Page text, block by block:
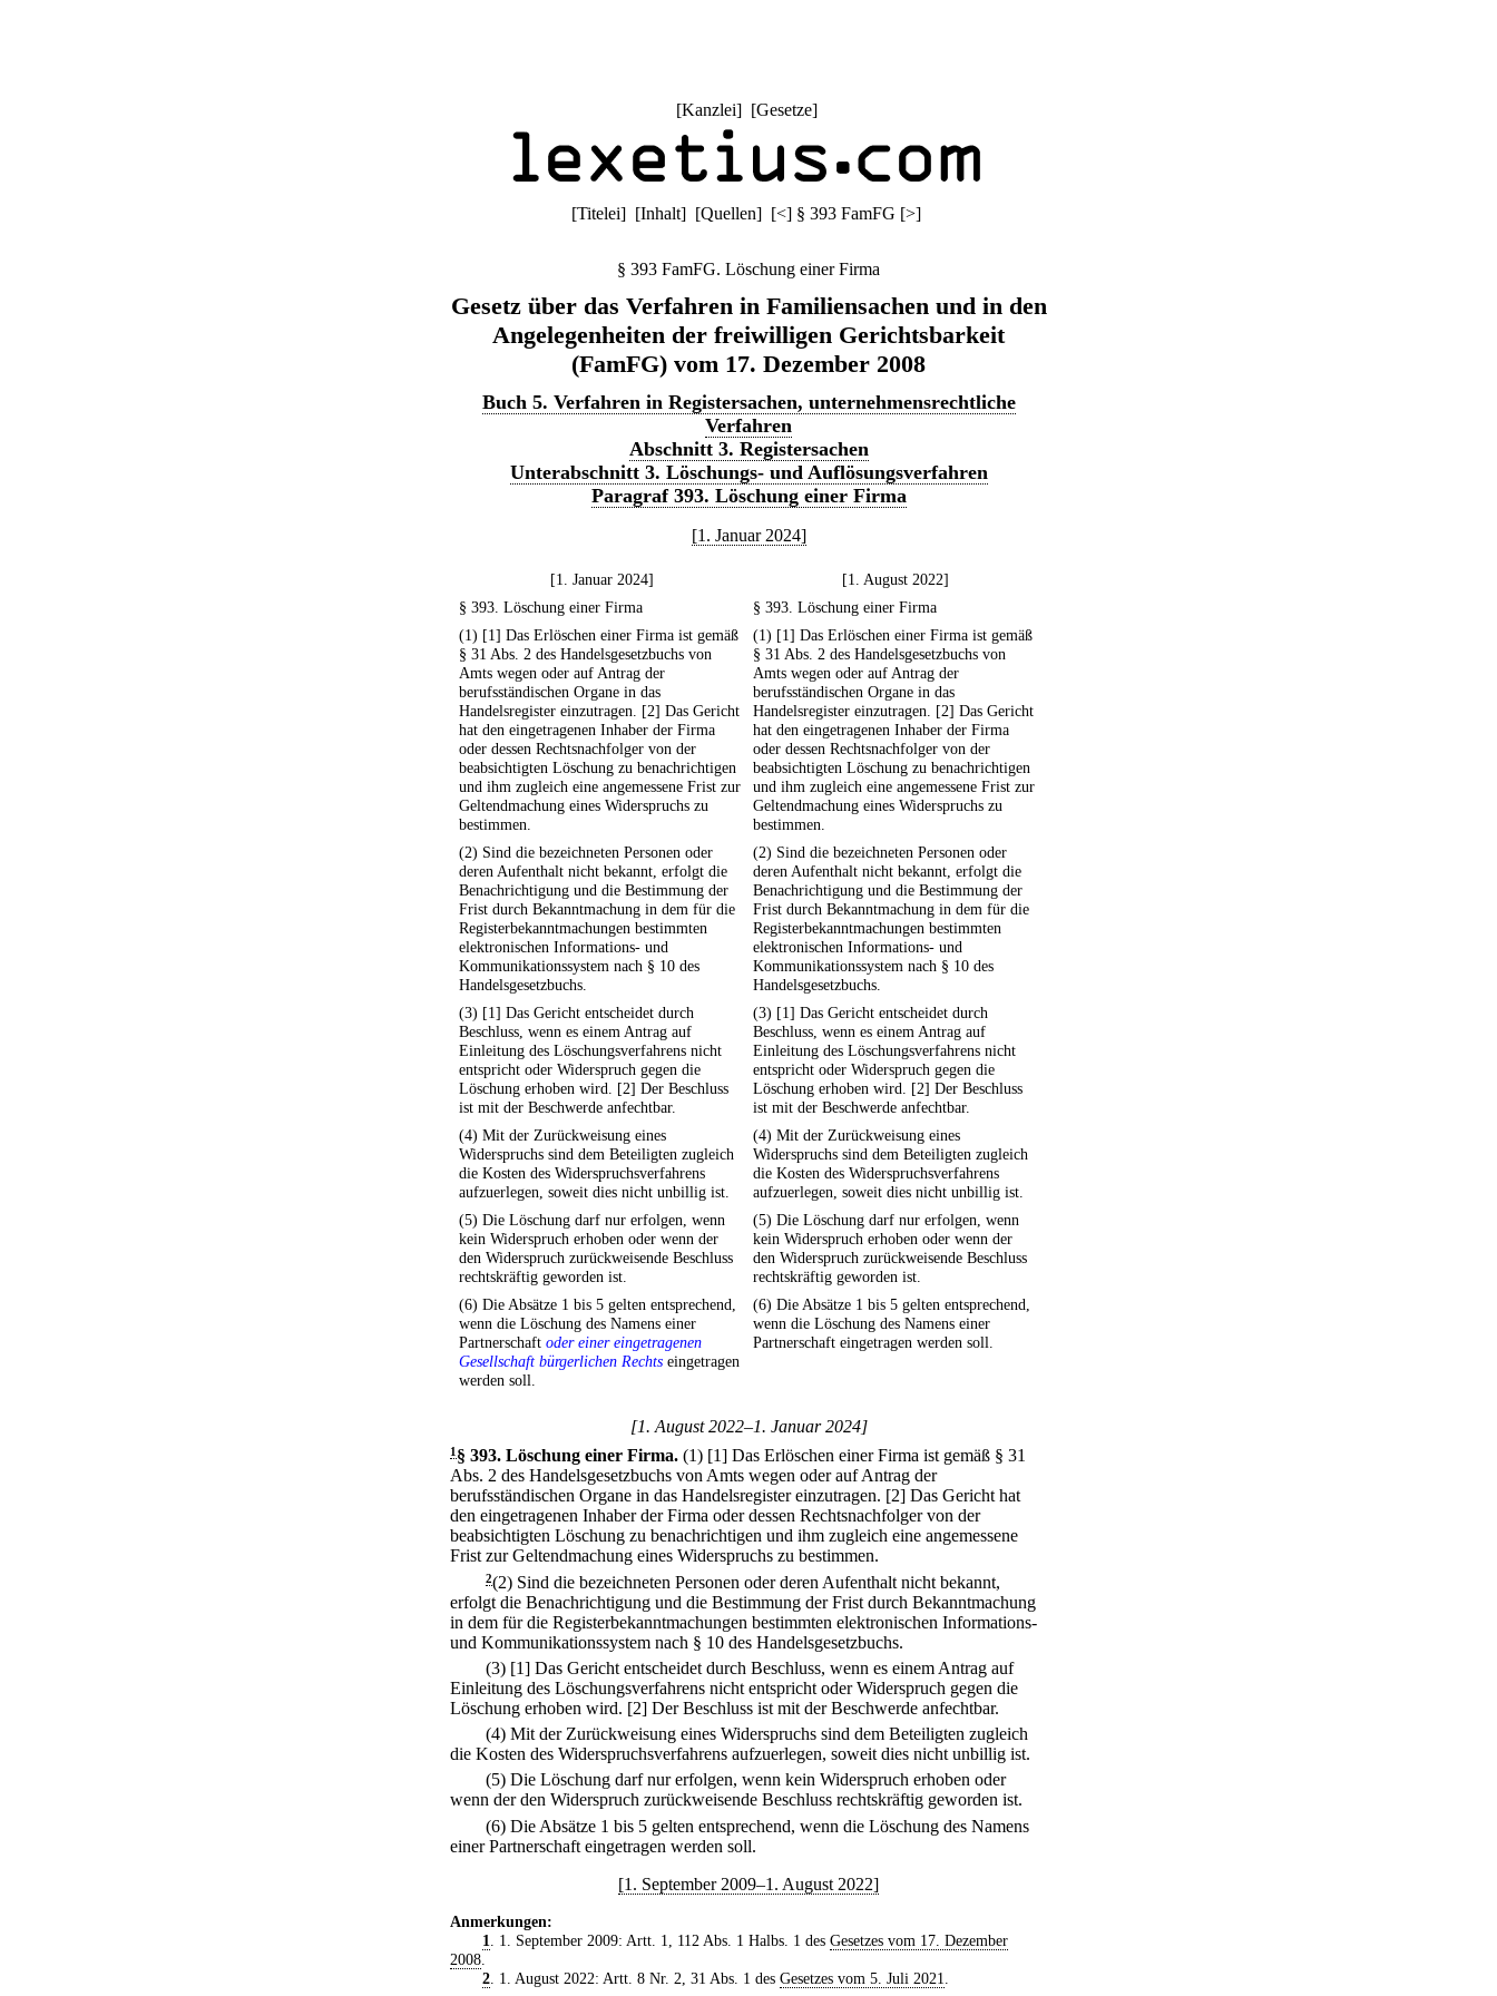
[Kanzlei] [Gesetze]
[Titelei] [Inhalt] [Quellen] [<] § 393 FamFG [>]
§ 393 FamFG. Löschung einer Firma
Gesetz über das Verfahren in Familiensachen und in den
Angelegenheiten der freiwilligen Gerichtsbarkeit
(FamFG) vom 17. Dezember 2008
Buch 5. Verfahren in Registersachen, unternehmensrechtliche
Verfahren
Abschnitt 3. Registersachen
Unterabschnitt 3. Löschungs- und Auflösungsverfahren
Paragraf 393. Löschung einer Firma
[1. Januar 2024]
[1. Januar 2024]
[1. August 2022]
§ 393. Löschung einer Firma
§ 393. Löschung einer Firma
(1) [1] Das Erlöschen einer Firma ist gemäß
§ 31 Abs. 2 des Handelsgesetzbuchs von
Amts wegen oder auf Antrag der
berufsständischen Organe in das
Handelsregister einzutragen. [2] Das Gericht
hat den eingetragenen Inhaber der Firma
oder dessen Rechtsnachfolger von der
beabsichtigten Löschung zu benachrichtigen
und ihm zugleich eine angemessene Frist zur
Geltendmachung eines Widerspruchs zu
bestimmen.
(1) [1] Das Erlöschen einer Firma ist gemäß
§ 31 Abs. 2 des Handelsgesetzbuchs von
Amts wegen oder auf Antrag der
berufsständischen Organe in das
Handelsregister einzutragen. [2] Das Gericht
hat den eingetragenen Inhaber der Firma
oder dessen Rechtsnachfolger von der
beabsichtigten Löschung zu benachrichtigen
und ihm zugleich eine angemessene Frist zur
Geltendmachung eines Widerspruchs zu
bestimmen.
(2) Sind die bezeichneten Personen oder
deren Aufenthalt nicht bekannt, erfolgt die
Benachrichtigung und die Bestimmung der
Frist durch Bekanntmachung in dem für die
Registerbekanntmachungen bestimmten
elektronischen Informations- und
Kommunikationssystem nach § 10 des
Handelsgesetzbuchs.
(2) Sind die bezeichneten Personen oder
deren Aufenthalt nicht bekannt, erfolgt die
Benachrichtigung und die Bestimmung der
Frist durch Bekanntmachung in dem für die
Registerbekanntmachungen bestimmten
elektronischen Informations- und
Kommunikationssystem nach § 10 des
Handelsgesetzbuchs.
(3) [1] Das Gericht entscheidet durch
Beschluss, wenn es einem Antrag auf
Einleitung des Löschungsverfahrens nicht
entspricht oder Widerspruch gegen die
Löschung erhoben wird. [2] Der Beschluss
ist mit der Beschwerde anfechtbar.
(3) [1] Das Gericht entscheidet durch
Beschluss, wenn es einem Antrag auf
Einleitung des Löschungsverfahrens nicht
entspricht oder Widerspruch gegen die
Löschung erhoben wird. [2] Der Beschluss
ist mit der Beschwerde anfechtbar.
(4) Mit der Zurückweisung eines
Widerspruchs sind dem Beteiligten zugleich
die Kosten des Widerspruchsverfahrens
aufzuerlegen, soweit dies nicht unbillig ist.
(4) Mit der Zurückweisung eines
Widerspruchs sind dem Beteiligten zugleich
die Kosten des Widerspruchsverfahrens
aufzuerlegen, soweit dies nicht unbillig ist.
(5) Die Löschung darf nur erfolgen, wenn
kein Widerspruch erhoben oder wenn der
den Widerspruch zurückweisende Beschluss
rechtskräftig geworden ist.
(5) Die Löschung darf nur erfolgen, wenn
kein Widerspruch erhoben oder wenn der
den Widerspruch zurückweisende Beschluss
rechtskräftig geworden ist.
(6) Die Absätze 1 bis 5 gelten entsprechend,
wenn die Löschung des Namens einer
Partnerschaft oder einer eingetragenen
Gesellschaft bürgerlichen Rechts eingetragen
werden soll.
(6) Die Absätze 1 bis 5 gelten entsprechend,
wenn die Löschung des Namens einer
Partnerschaft eingetragen werden soll.
[1. August 2022–1. Januar 2024]
1§ 393. Löschung einer Firma. (1) [1] Das Erlöschen einer Firma ist gemäß § 31
Abs. 2 des Handelsgesetzbuchs von Amts wegen oder auf Antrag der
berufsständischen Organe in das Handelsregister einzutragen. [2] Das Gericht hat
den eingetragenen Inhaber der Firma oder dessen Rechtsnachfolger von der
beabsichtigten Löschung zu benachrichtigen und ihm zugleich eine angemessene
Frist zur Geltendmachung eines Widerspruchs zu bestimmen.
2(2) Sind die bezeichneten Personen oder deren Aufenthalt nicht bekannt,
erfolgt die Benachrichtigung und die Bestimmung der Frist durch Bekanntmachung
in dem für die Registerbekanntmachungen bestimmten elektronischen Informations-
und Kommunikationssystem nach § 10 des Handelsgesetzbuchs.
(3) [1] Das Gericht entscheidet durch Beschluss, wenn es einem Antrag auf
Einleitung des Löschungsverfahrens nicht entspricht oder Widerspruch gegen die
Löschung erhoben wird. [2] Der Beschluss ist mit der Beschwerde anfechtbar.
(4) Mit der Zurückweisung eines Widerspruchs sind dem Beteiligten zugleich
die Kosten des Widerspruchsverfahrens aufzuerlegen, soweit dies nicht unbillig ist.
(5) Die Löschung darf nur erfolgen, wenn kein Widerspruch erhoben oder
wenn der den Widerspruch zurückweisende Beschluss rechtskräftig geworden ist.
(6) Die Absätze 1 bis 5 gelten entsprechend, wenn die Löschung des Namens
einer Partnerschaft eingetragen werden soll.
[1. September 2009–1. August 2022]
Anmerkungen:
1
. 1. September 2009: Artt. 1, 112 Abs. 1 Halbs. 1 des Gesetzes vom 17. Dezember
2008
2. 1. August 2022: Artt. 8 Nr. 2, 31 Abs. 1 des Gesetzes vom 5. Juli 2021